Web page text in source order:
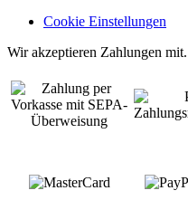
Cookie Einstellungen
Wir akzeptieren Zahlungen